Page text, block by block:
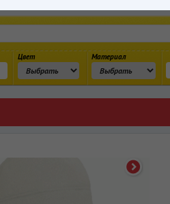
Цвет Материал